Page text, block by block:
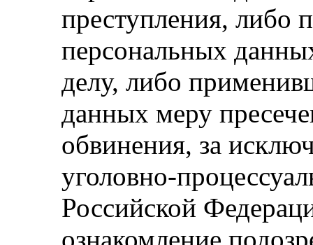
преступления, либо
персональных
делу, либо
данных меру
обвинения, за
уголовно-
Российской